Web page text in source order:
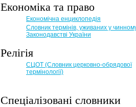
Економіка та право
Eкономічна енциклопедія
Словник термінів, уживаних у
Законодавстві України
Релігія
СЦОТ (Словник церковно-обрядової
термінології)
Спеціалізовані словники